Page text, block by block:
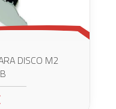
DISCO M2